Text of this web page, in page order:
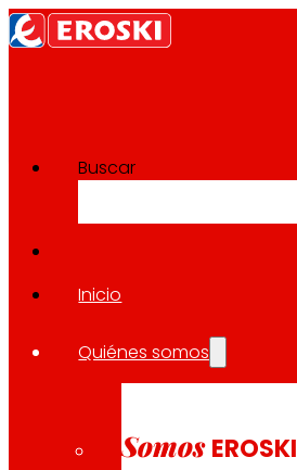
Buscar
Inicio
Quiénes somos
Somos EROSKI
Sala de prensa
Volver a todas las noticias
30.09.2024